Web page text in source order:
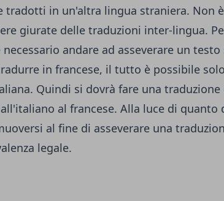
tradotti in un'altra lingua straniera. Non
giurate delle traduzioni inter-lingua.
necessario andare ad asseverare un
in francese, il tutto è possibile
Quindi si dovrà fare una traduzione
al francese. Alla luce di quanto
al fine di asseverare una
legale.